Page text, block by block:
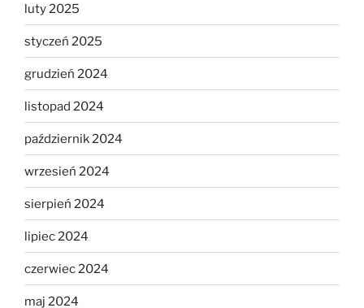
luty 2025
styczeń 2025
grudzień 2024
listopad 2024
październik 2024
wrzesień 2024
sierpień 2024
lipiec 2024
czerwiec 2024
maj 2024